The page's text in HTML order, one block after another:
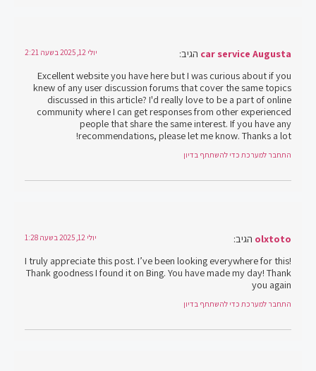
car service Augusta הגיב: יולי 12, 2025 בשעה 2:21
Excellent website you have here but I was curious about if you
knew of any user discussion forums that cover the same topics
discussed in this article? I'd really love to be a part of online
community where I can get responses from other experienced
people that share the same interest. If you have any
recommendations, please let me know. Thanks a lot!
התחבר למערכת כדי להשתתף בדיון
olxtoto הגיב: יולי 12, 2025 בשעה 1:28
I truly appreciate this post. I’ve been looking everywhere for this!
Thank goodness I found it on Bing. You have made my day! Thank
you again
התחבר למערכת כדי להשתתף בדיון